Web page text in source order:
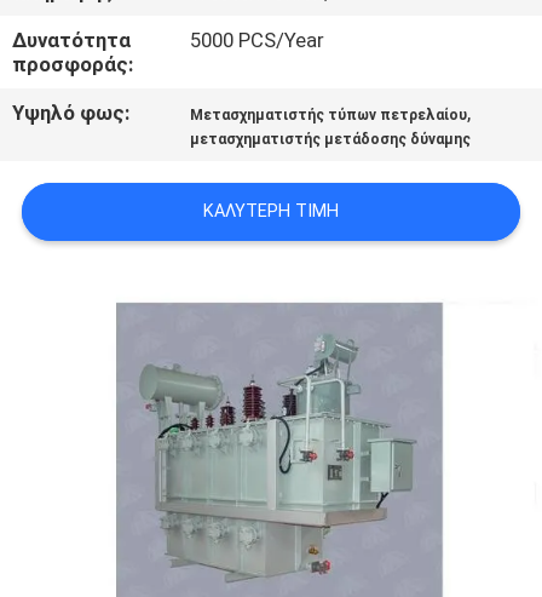
ΕΙΔΉΣΕΙΣ
ΈΝΑ
ΑΠΌΣΠΑΣΜΑ
SITEMAP
Δυνατότητα
προσφοράς:
5000 PCS/Year
Υψηλό φως: Μετασχηματιστής τύπων πετρελαίου,
μετασχηματιστής μετάδοσης δύναμης
ΚΑΛΎΤΕΡΗ ΤΙΜΉ